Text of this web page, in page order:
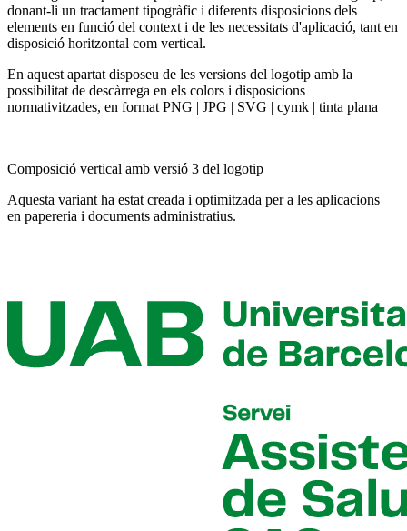
donant-li un tractament tipogràfic i diferents disposicions dels
elements en funció del context i de les necessitats d'aplicació, tant en
disposició horitzontal com vertical.
En aquest apartat disposeu de les versions del logotip amb la
possibilitat de descàrrega en els colors i disposicions
normativitzades, en format PNG | JPG | SVG | cymk | tinta plana
Composició vertical amb versió 3 del logotip
Aquesta variant ha estat creada i optimitzada per a les aplicacions
en papereria i documents administratius.